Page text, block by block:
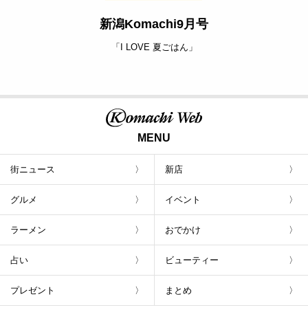
新潟Komachi9月号
「I LOVE 夏ごはん」
MENU
街ニュース 新店
グルメ イベント
ラーメン おでかけ
占い ビューティー
プレゼント まとめ